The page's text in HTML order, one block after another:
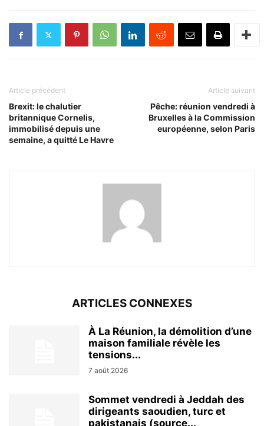
Article précédent
Brexit: le chalutier
britannique Cornelis,
immobilisé depuis une
semaine, a quitté Le Havre
Article suivant
Pêche: réunion vendredi à
Bruxelles à la Commission
européenne, selon Paris
ARTICLES CONNEXES
À La Réunion, la démolition d’une
maison familiale révèle les
tensions...
7 août 2026
Sommet vendredi à Jeddah des
dirigeants saoudien, turc et
pakistanais (source...